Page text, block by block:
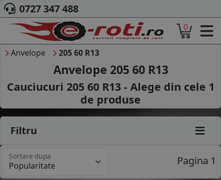
ACASA
DESPRE NOI
ANVELOPE
AUTO
CAMION
MOTO
AGROINDUSTRIALE
MARCA AUTO
0727 347 488
0
Anvelope 205 60 R13
Anvelope 205 60 R13
Cauciucuri 205 60 R13 - Alege din cele 1
de produse
Filtru
Sortare dupa Pagina 1